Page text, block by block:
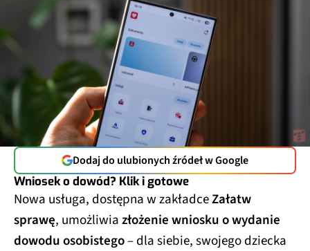
Dodaj do ulubionych źródeł w Google
Wniosek o dowód? Klik i gotowe
Nowa usługa, dostępna w zakładceZałatw
sprawę, umożliwiazłożenie wniosku o wydanie
dowodu osobistego– dla siebie, swojego dziecka